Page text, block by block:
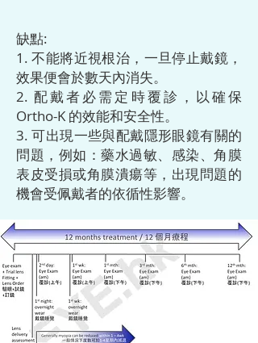
缺點:
1. 不能將近視根治，一旦停止戴鏡，
效果便會於數天內消失。
2. 配戴者必需定時覆診，以確保
Ortho-K的效能和安全性。
3. 可出現一些與配戴隱形眼鏡有關的
問題，例如：藥水過敏、感染、角膜
表皮受損或角膜潰瘍等，出現問題的
機會受佩戴者的依循性影響。